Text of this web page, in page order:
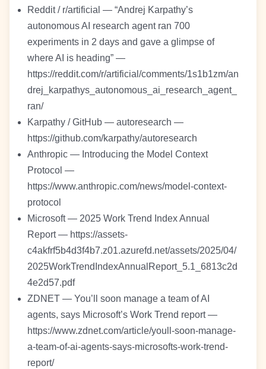
Reddit / r/artificial — “Andrej Karpathy’s
autonomous AI research agent ran 700
experiments in 2 days and gave a glimpse of
where AI is heading” —
https://reddit.com/r/artificial/comments/1s1b1zm/an
drej_karpathys_autonomous_ai_research_agent_
ran/
Karpathy / GitHub — autoresearch —
https://github.com/karpathy/autoresearch
Anthropic — Introducing the Model Context
Protocol —
https://www.anthropic.com/news/model-context-
protocol
Microsoft — 2025 Work Trend Index Annual
Report — https://assets-
c4akfrf5b4d3f4b7.z01.azurefd.net/assets/2025/04/
2025WorkTrendIndexAnnualReport_5.1_6813c2d
4e2d57.pdf
ZDNET — You’ll soon manage a team of AI
agents, says Microsoft’s Work Trend report —
https://www.zdnet.com/article/youll-soon-manage-
a-team-of-ai-agents-says-microsofts-work-trend-
report/